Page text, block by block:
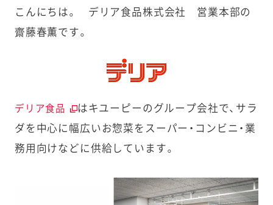
こんにちは。 デリア食品株式会社 営業本部の
齋藤春薫です。
デリア食品
はキユーピーのグループ会社で、サラ
ダを中心に幅広いお惣菜をスーパー・コンビニ・業
務用向けなどに供給しています。